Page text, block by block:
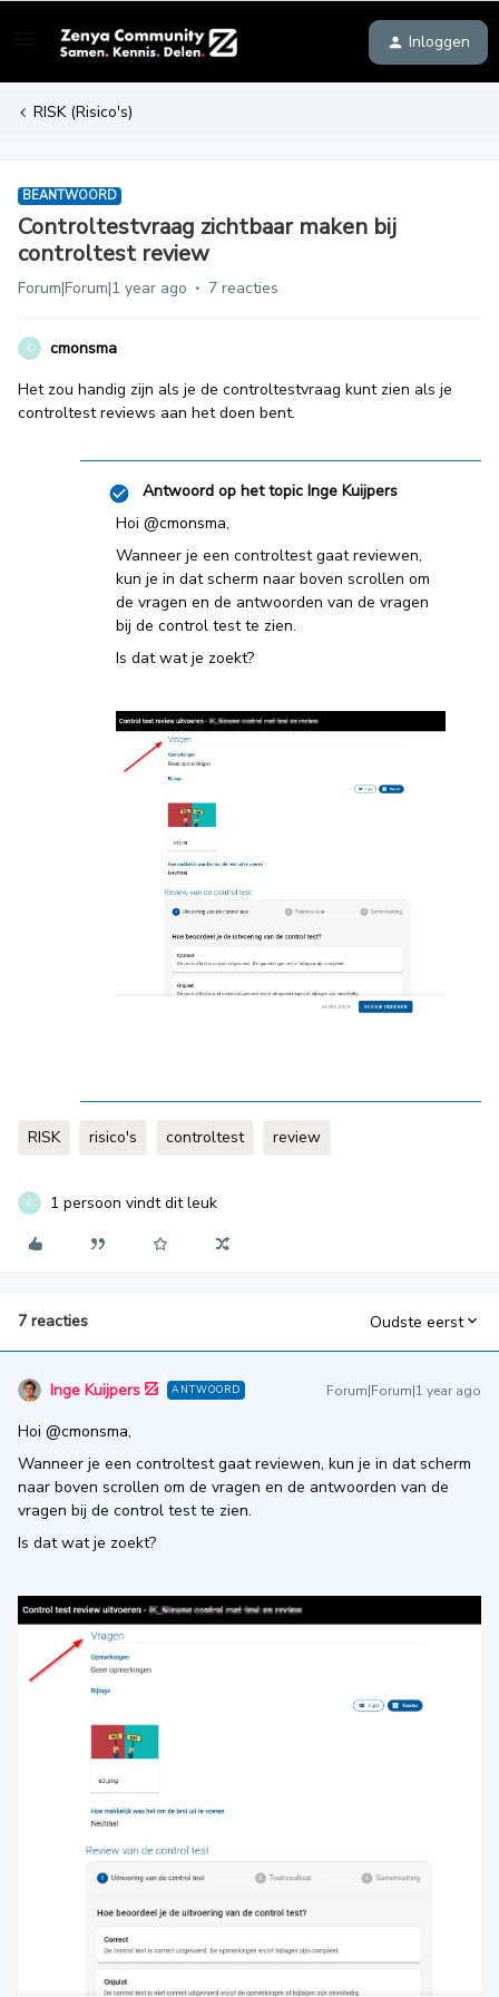
Inloggen
RISK (Risico's)
BEANTWOORD
Controltestvraag zichtbaar maken bij
controltest review
Forum|Forum|1 year ago 7 reacties
C
cmonsma
Het zou handig zijn als je de controltestvraag kunt zien als je
controltest reviews aan het doen bent.
Antwoord op het topic Inge Kuijpers
Hoi ​ @cmonsma,
Wanneer je een controltest gaat reviewen,
kun je in dat scherm naar boven scrollen om
de vragen en de antwoorden van de vragen
bij de control test te zien.
Is dat wat je zoekt?
RISK risico's controltest review
C 1 persoon vindt dit leuk
7 reacties Oudste eerst
Inge Kuijpers ANTWOORD Forum|Forum|1 year ago
Hoi ​ @cmonsma,
Wanneer je een controltest gaat reviewen, kun je in dat scherm
naar boven scrollen om de vragen en de antwoorden van de
vragen bij de control test te zien.
Is dat wat je zoekt?